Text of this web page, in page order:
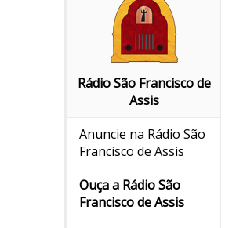
Rádio São Francisco de
Assis
Anuncie na Rádio São
Francisco de Assis
Ouça a Rádio São
Francisco de Assis